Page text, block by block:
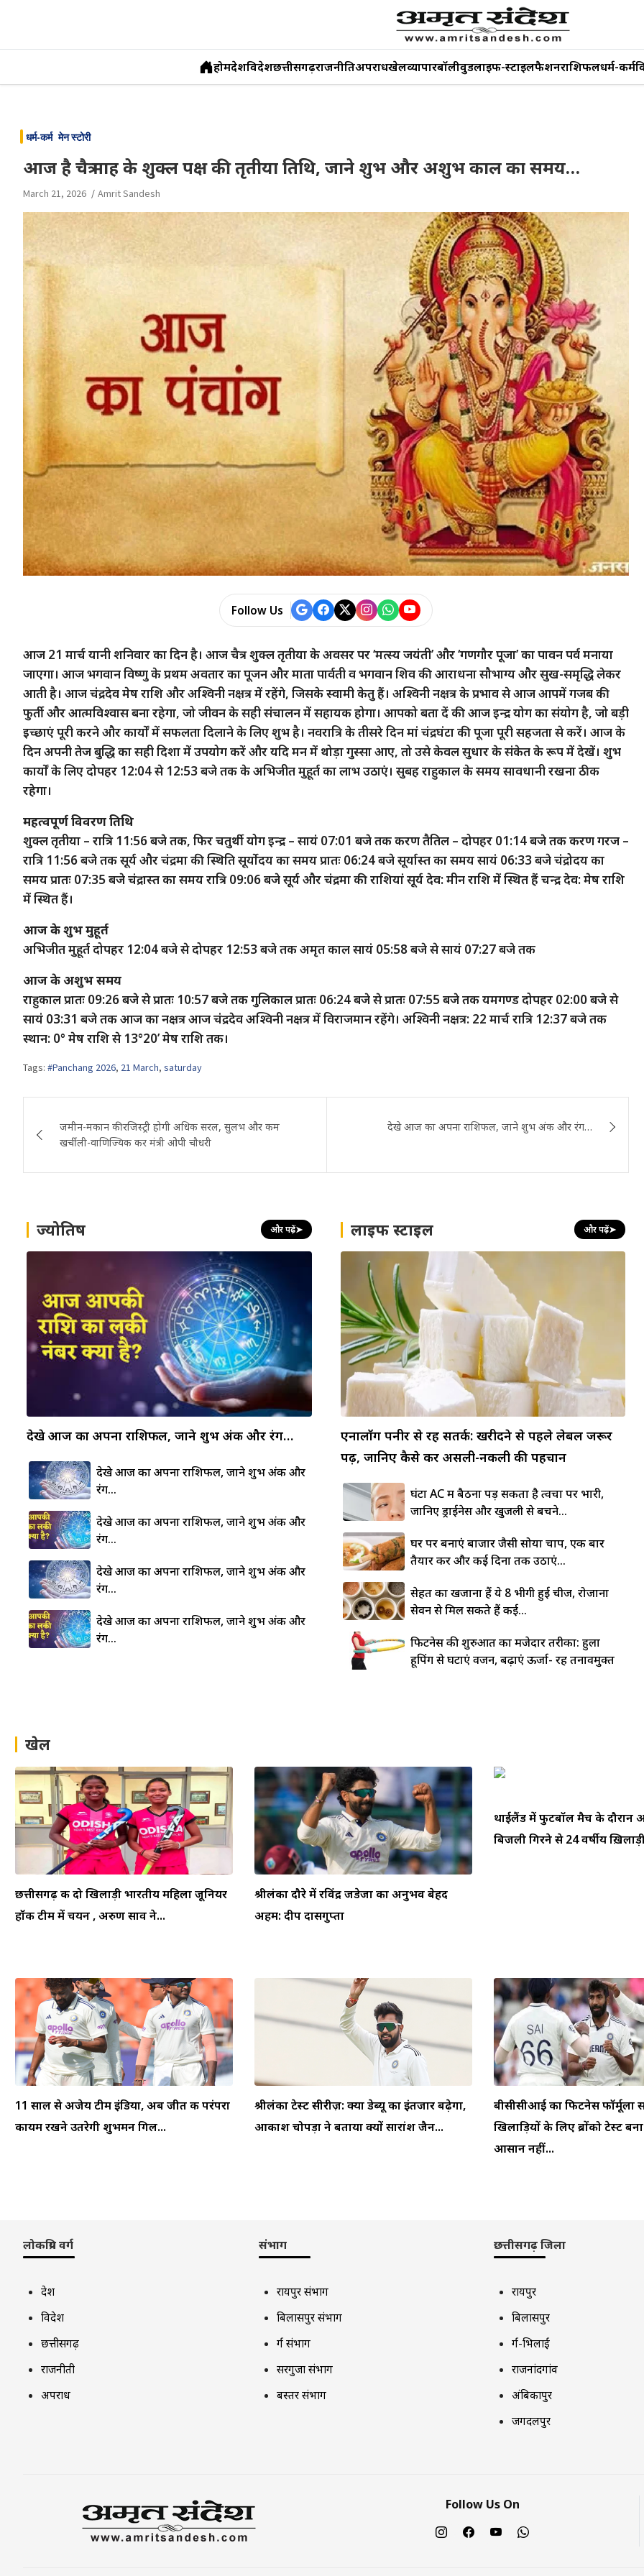
content
होमदेशविदेशछत्तीसगढ़राजनीतिअपराधखेलव्यापारबॉलीवुडलाइफ-स्टाइलफैशनराशिफलधर्म-कर्म
धर्म-कर्म मेन स्टोरी
आज है चैत्र माह के शुक्ल पक्ष की तृतीया तिथि, जाने शुभ और अशुभ काल का समय…
March 21, 2026 Amrit Sandesh
Follow Us
आज 21 मार्च यानी शनिवार का दिन है। आज चैत्र शुक्ल तृतीया के अवसर पर ‘मत्स्य जयंती’ और ‘गणगौर पूजा’ का पावन पर्व मनाया
जाएगा। आज भगवान विष्णु के प्रथम अवतार का पूजन और माता पार्वती व भगवान शिव की आराधना सौभाग्य और सुख-समृद्धि लेकर
आती है। आज चंद्रदेव मेष राशि और अश्विनी नक्षत्र में रहेंगे, जिसके स्वामी केतु हैं। अश्विनी नक्षत्र के प्रभाव से आज आपमें गजब की
फुर्ती और आत्मविश्वास बना रहेगा, जो जीवन के सही संचालन में सहायक होगा। आपको बता दें की आज इन्द्र योग का संयोग है, जो बड़ी
इच्छाएं पूरी करने और कार्यों में सफलता दिलाने के लिए शुभ है। नवरात्रि के तीसरे दिन मां चंद्रघंटा की पूजा पूरी सहजता से करें। आज के
दिन अपनी तेज बुद्धि का सही दिशा में उपयोग करें और यदि मन में थोड़ा गुस्सा आए, तो उसे केवल सुधार के संकेत के रूप में देखें। शुभ
कार्यों के लिए दोपहर 12:04 से 12:53 बजे तक के अभिजीत मुहूर्त का लाभ उठाएं। सुबह राहुकाल के समय सावधानी रखना ठीक
रहेगा।
महत्वपूर्ण विवरण तिथि
शुक्ल तृतीया – रात्रि 11:56 बजे तक, फिर चतुर्थी योग इन्द्र – सायं 07:01 बजे तक करण तैतिल – दोपहर 01:14 बजे तक करण गरज –
रात्रि 11:56 बजे तक सूर्य और चंद्रमा की स्थिति सूर्योदय का समय प्रातः 06:24 बजे सूर्यास्त का समय सायं 06:33 बजे चंद्रोदय का
समय प्रातः 07:35 बजे चंद्रास्त का समय रात्रि 09:06 बजे सूर्य और चंद्रमा की राशियां सूर्य देव: मीन राशि में स्थित हैं चन्द्र देव: मेष राशि
में स्थित हैं।
आज के शुभ मुहूर्त
अभिजीत मुहूर्त दोपहर 12:04 बजे से दोपहर 12:53 बजे तक अमृत काल सायं 05:58 बजे से सायं 07:27 बजे तक
आज के अशुभ समय
राहुकाल प्रातः 09:26 बजे से प्रातः 10:57 बजे तक गुलिकाल प्रातः 06:24 बजे से प्रातः 07:55 बजे तक यमगण्ड दोपहर 02:00 बजे से
सायं 03:31 बजे तक आज का नक्षत्र आज चंद्रदेव अश्विनी नक्षत्र में विराजमान रहेंगे। अश्विनी नक्षत्र: 22 मार्च रात्रि 12:37 बजे तक
स्थान: 0° मेष राशि से 13°20’ मेष राशि तक।
Tags: #Panchang 2026, 21 March, saturday
navigation
जमीन-मकान की रजिस्ट्री होगी अधिक सरल, सुलभ और कम
खर्चीली-वाणिज्यिक कर मंत्री ओपी चौधरी
देखे आज का अपना राशिफल, जाने शुभ अंक और रंग…
ज्योतिष और पढ़ें➤
देखे आज का अपना राशिफल, जाने शुभ अंक और रंग…
देखे आज का अपना राशिफल, जाने शुभ अंक और
रंग…
देखे आज का अपना राशिफल, जाने शुभ अंक और
रंग…
देखे आज का अपना राशिफल, जाने शुभ अंक और
रंग…
देखे आज का अपना राशिफल, जाने शुभ अंक और
रंग…
लाइफ स्टाइल और पढ़ें➤
एनालॉग पनीर से रहें सतर्क: खरीदने से पहले लेबल जरूर
पढ़ें, जानिए कैसे करें असली-नकली की पहचान
घंटों AC में बैठना पड़ सकता है त्वचा पर भारी,
जानिए ड्राईनेस और खुजली से बचने...
घर पर बनाएं बाजार जैसी सोया चाप, एक बार
तैयार करें और कई दिनों तक उठाएं...
सेहत का खजाना हैं ये 8 भीगी हुई चीजें, रोजाना
सेवन से मिल सकते हैं कई...
फिटनेस की शुरुआत का मजेदार तरीका: हुला
हूपिंग से घटाएं वजन, बढ़ाएं ऊर्जा- रहें तनावमुक्त
खेल
छत्तीसगढ़ की दो खिलाड़ी भारतीय महिला जूनियर
हॉकी टीम में चयन , अरुण साव ने...
श्रीलंका दौरे में रविंद्र जडेजा का अनुभव बेहद
अहम: दीप दासगुप्ता
थाईलैंड में फुटबॉल मैच के दौरान
बिजली गिरने से 24 वर्षीय
11 साल से अजेय टीम इंडिया, अब जीत की परंपरा
कायम रखने उतरेगी शुभमन गिल...
श्रीलंका टेस्ट सीरीज़: क्या डेब्यू का इंतजार बढ़ेगा,
आकाश चोपड़ा ने बताया क्यों सारांश जैन...
बीसीसीआई का फिटनेस फॉर्मूला
खिलाड़ियों के लिए ब्रोंको टेस्ट
आसान नहीं...
लोकप्रिय वर्ग
देश
विदेश
छत्तीसगढ़
राजनीती
अपराध
संभाग
रायपुर संभाग
बिलासपुर संभाग
दुर्ग संभाग
सरगुजा संभाग
बस्तर संभाग
छत्तीसगढ़ जिला
रायपुर
बिलासपुर
दुर्ग-भिलाई
राजनांदगांव
अंबिकापुर
जगदलपुर
Follow Us On